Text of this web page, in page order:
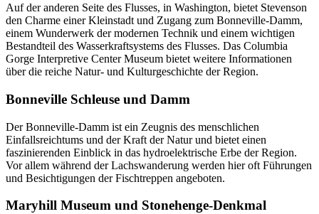
Auf der anderen Seite des Flusses, in Washington, bietet Stevenson
den Charme einer Kleinstadt und Zugang zum Bonneville-Damm,
einem Wunderwerk der modernen Technik und einem wichtigen
Bestandteil des Wasserkraftsystems des Flusses. Das Columbia
Gorge Interpretive Center Museum bietet weitere Informationen
über die reiche Natur- und Kulturgeschichte der Region.
Bonneville Schleuse und Damm
Der Bonneville-Damm ist ein Zeugnis des menschlichen
Einfallsreichtums und der Kraft der Natur und bietet einen
faszinierenden Einblick in das hydroelektrische Erbe der Region.
Vor allem während der Lachswanderung werden hier oft Führungen
und Besichtigungen der Fischtreppen angeboten.
Maryhill Museum und Stonehenge-Denkmal